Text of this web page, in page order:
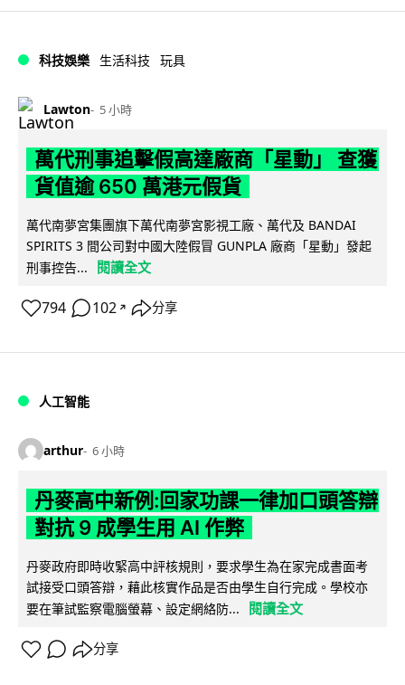
科技娛樂 生活科技 玩具
Lawton 5 小時
萬代刑事追擊假高達廠商「星動」 查獲
貨值逾 650 萬港元假貨
萬代南夢宮集團旗下萬代南夢宮影視工廠、萬代及 BANDAI
SPIRITS 3 間公司對中國大陸假冒 GUNPLA 廠商「星動」發起
刑事控告...
閱讀全文
794 102 ↗ 分享
人工智能
arthur 6 小時
丹麥高中新例:回家功課一律加口頭答辯
對抗 9 成學生用 AI 作弊
丹麥政府即時收緊高中評核規則，要求學生為在家完成書面考
試接受口頭答辯，藉此核實作品是否由學生自行完成。學校亦
要在筆試監察電腦螢幕、設定網絡防...
閱讀全文
分享